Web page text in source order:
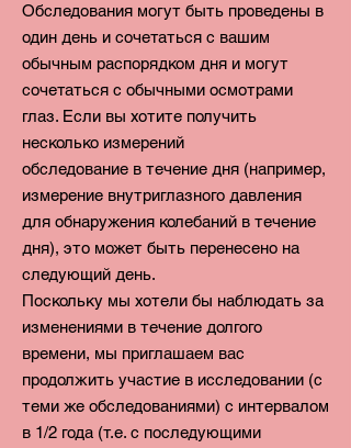
Обследования могут быть проведены в
один день и сочетаться с вашим
обычным распорядком дня и могут
сочетаться с обычными осмотрами
глаз. Если вы хотите получить
несколько измерений
обследование в течение дня (например,
измерение внутриглазного давления
для обнаружения колебаний в течение
дня), это может быть перенесено на
следующий день.
Поскольку мы хотели бы наблюдать за
изменениями в течение долгого
времени, мы приглашаем вас
продолжить участие в исследовании (с
теми же обследованиями) с интервалом
в 1/2 года (т.е. с последующими